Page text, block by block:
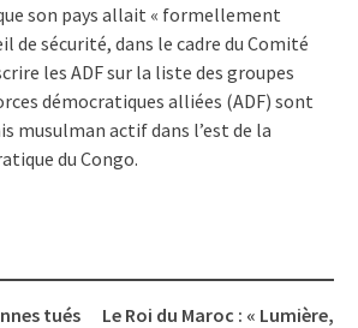
son pays allait « formellement
de sécurité, dans le cadre du Comité
les ADF sur la liste des groupes
démocratiques alliées (ADF) sont
musulman actif dans l’est de la
du Congo.
tués
Le Roi du Maroc : « Lumière,